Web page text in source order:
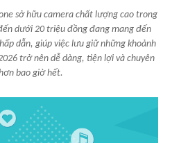
sở hữu camera chất lượng cao trong
dưới 20 triệu đồng đang mang đến
dẫn, giúp việc lưu giữ những khoảnh
trở nên dễ dàng, tiện lợi và chuyên
bao giờ hết.